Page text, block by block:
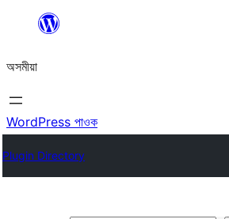
বিষয়বস্তুলৈ
যাওক
অসমীয়া
WordPress পাওক
Plugin Directory